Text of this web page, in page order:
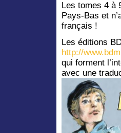
Les tomes 4 à
Pays-Bas et
français !
Les éditions
http://
qui forment
avec une